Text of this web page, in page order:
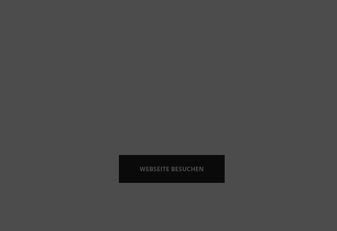
WEBSEITE BESUCHEN